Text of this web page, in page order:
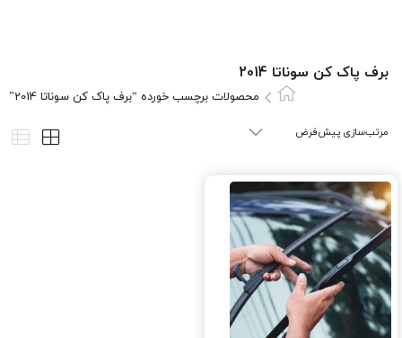
برف پاک کن سوناتا 2014
محصولات برچسب خورده “برف پاک کن سوناتا 2014”